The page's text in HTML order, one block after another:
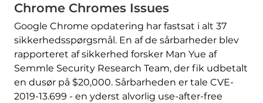
Chrome Chromes Issues
Google Chrome opdatering har fastsat i alt 37
sikkerhedsspørgsmål. En af de sårbarheder blev
rapporteret af sikkerhed forsker Man Yue af
Semmle Security Research Team, der fik udbetalt
en dusør på $20,000. Sårbarheden er tale CVE-
2019-13.699 - en yderst alvorlig use-after-free